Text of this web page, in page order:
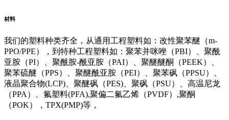
材料
我们的塑料种类齐全，从通用工程塑料如：改性聚苯醚（m-
PPO/PPE），到特种工程塑料如：聚苯并咪唑（PBI）、聚酰
亚胺（PI）、聚酰胺-酰亚胺（PAI）、聚醚醚酮（PEEK）、
聚苯硫醚（PPS）、聚醚酰亚胺（PEI）、聚苯砜（PPSU）、
液晶聚合物(LCP)、聚醚砜（PES)、聚砜（PSU）、高温尼龙
（PPA）、氟塑料(PFA),聚偏二氟乙烯（PVDF）,聚酮
（POK），TPX(PMP)等，